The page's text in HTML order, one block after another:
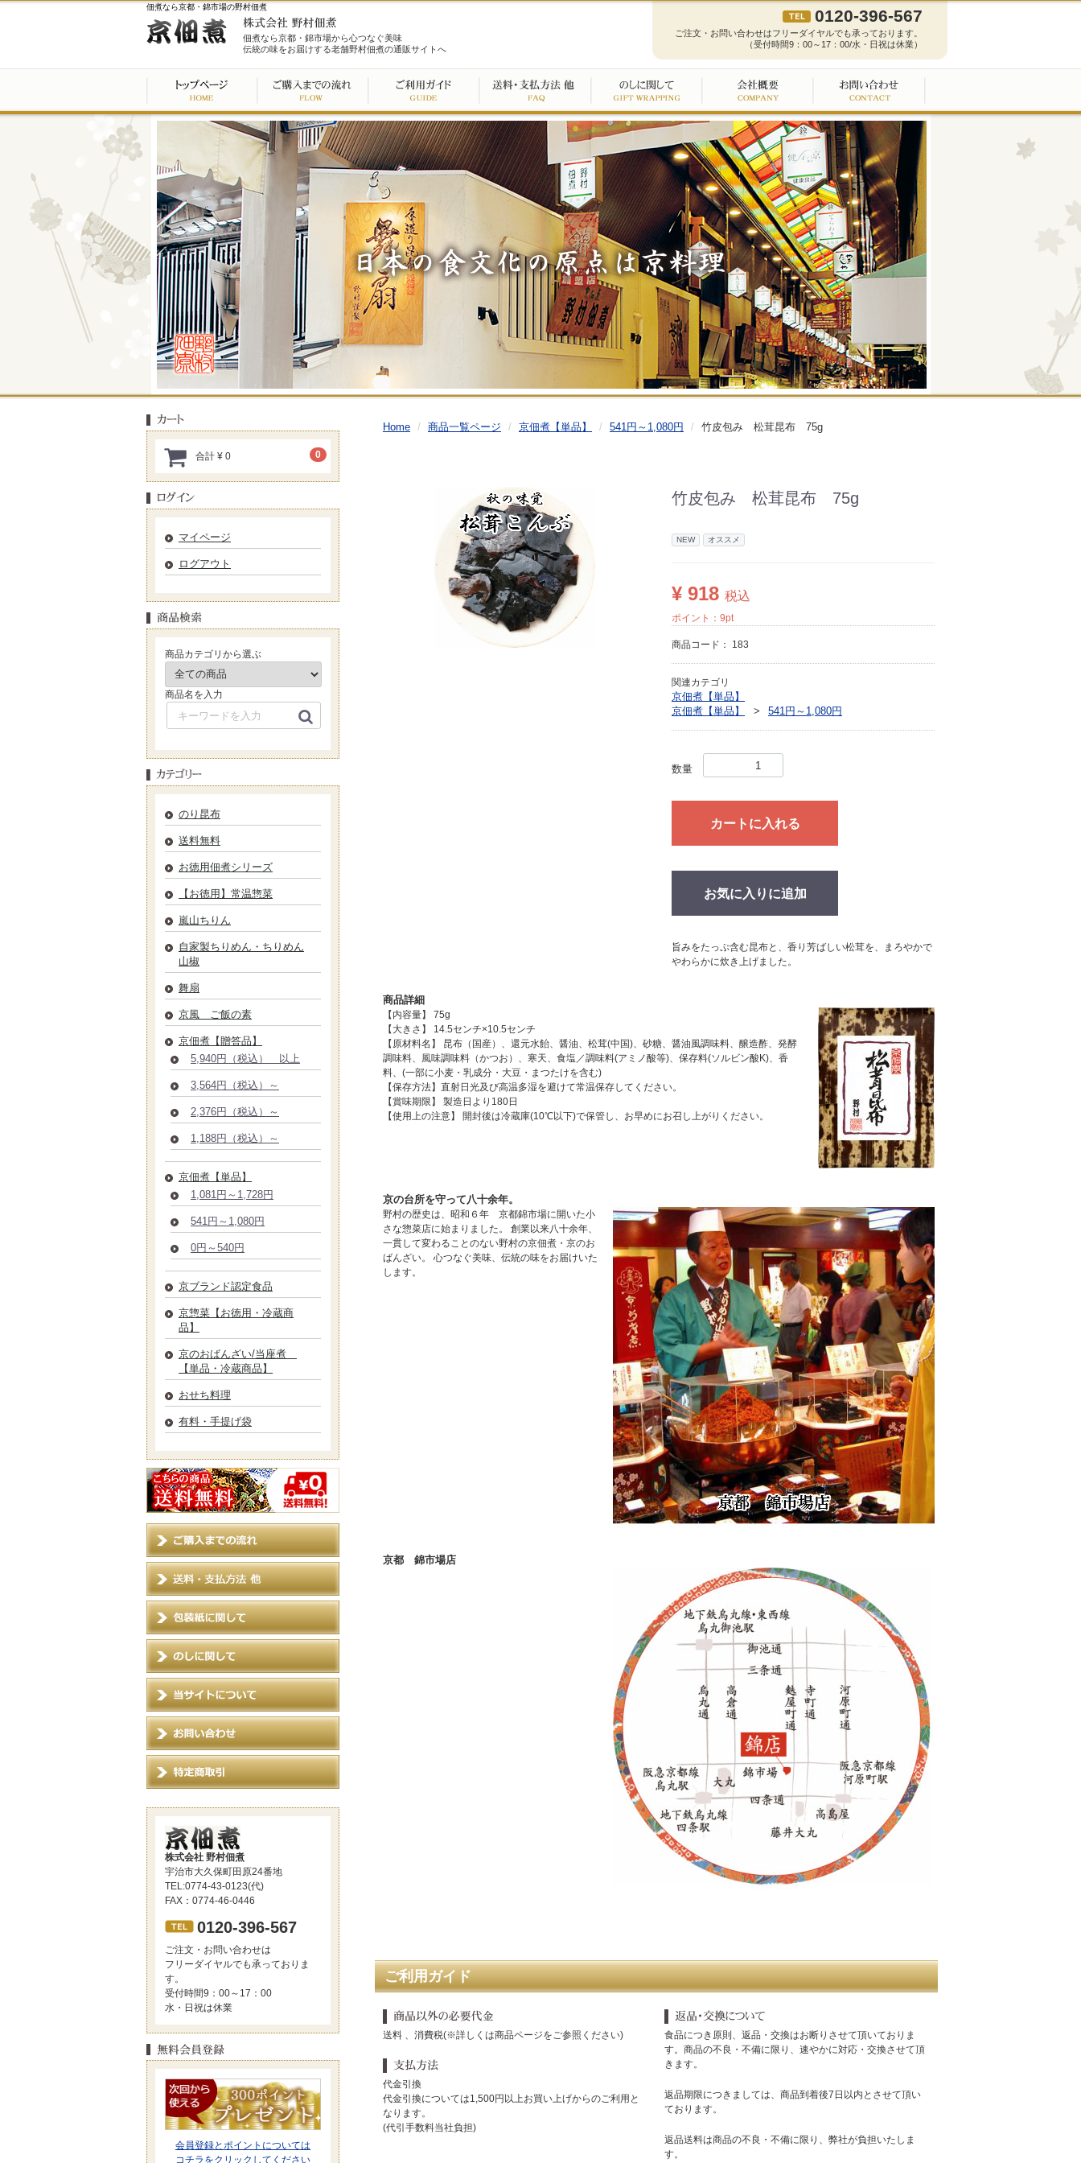
佃煮なら京都・錦市場の野村佃煮
佃煮なら京都・錦市場から心つなぐ美味
伝統の味をお届けする老舗野村佃煮の通販サイトへ
0120-396-567
ご注文・お問い合わせはフリーダイヤルでも承っております。
（受付時間9：00～17：00/水・日祝は休業）
0
合計 ¥ 0
マイページ
ログアウト
商品カテゴリから選ぶ
商品名を入力
のり昆布
送料無料
お徳用佃煮シリーズ
【お徳用】常温惣菜
嵐山ちりん
自家製ちりめん・ちりめん
山椒
舞扇
京風 ご飯の素
京佃煮【贈答品】
5,940円（税込） 以上
3,564円（税込）～
2,376円（税込）～
1,188円（税込）～
京佃煮【単品】
1,081円～1,728円
541円～1,080円
0円～540円
京ブランド認定食品
京惣菜【お徳用・冷蔵商
品】
京のおばんざい/当座煮
【単品・冷蔵商品】
おせち料理
有料・手提げ袋
株式会社 野村佃煮
宇治市大久保町田原24番地
TEL:0774-43-0123(代)
FAX：0774-46-0446
0120-396-567
ご注文・お問い合わせは
フリーダイヤルでも承っておりま
す。
受付時間9：00～17：00
水・日祝は休業
会員登録とポイントについては
コチラをクリックしてください
Home 商品一覧ページ 京佃煮【単品】 541円～1,080円 竹皮包み 松茸昆布 75g
竹皮包み 松茸昆布 75g
NEW オススメ
¥ 918 税込
ポイント： 9pt
商品コード： 183
関連カテゴリ
京佃煮【単品】
京佃煮【単品】
541円～1,080円
数量
カートに入れる
お気に入りに追加
旨みをたっぷ含む昆布と、香り芳ばしい松茸を、まろやかで
やわらかに炊き上げました。
商品詳細
【内容量】 75g
【大きさ】 14.5センチ×10.5センチ
【原材料名】 昆布（国産）、還元水飴、醤油、松茸(中国)、砂糖、醤油風調味料、醸造酢、発酵
調味料、風味調味料（かつお）、寒天、食塩／調味料(アミノ酸等)、保存料(ソルビン酸K)、香
料、(一部に小麦・乳成分・大豆・まつたけを含む)
【保存方法】直射日光及び高温多湿を避けて常温保存してください。
【賞味期限】 製造日より180日
【使用上の注意】 開封後は冷蔵庫(10℃以下)で保管し、お早めにお召し上がりください。
京の台所を守って八十余年。
野村の歴史は、昭和６年 京都錦市場に開いた小
さな惣菜店に始まりました。 創業以来八十余年、
一貫して変わることのない野村の京佃煮・京のお
ばんざい。 心つなぐ美味、伝統の味をお届けいた
します。
京都 錦市場店
ご利用ガイド
送料 、消費税(※詳しくは商品ページをご参照ください)
代金引換
代金引換については1,500円以上お買い上げからのご利用と
なります。
(代引手数料当社負担)
食品につき原則、返品・交換はお断りさせて頂いておりま
す。商品の不良・不備に限り、速やかに対応・交換させて頂
きます。
返品期限につきましては、商品到着後7日以内とさせて頂い
ております。
返品送料は商品の不良・不備に限り、弊社が負担いたしま
す。